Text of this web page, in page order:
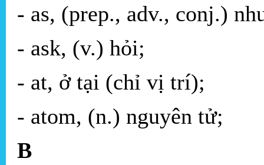
- as, (prep., adv., conj.)
- ask, (v.) hỏi;
- at, ở tại (chỉ vị trí);
- atom, (n.) nguyên tử;
B